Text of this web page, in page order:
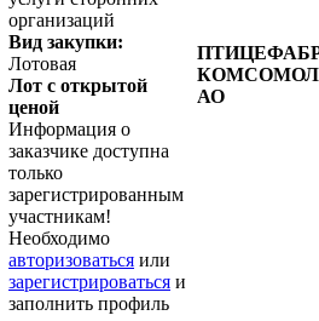
организаций
Вид закупки:
Лотовая
Лот с открытой
ценой
Информация о
заказчике доступна
только
зарегистрированным
участникам!
Необходимо
авторизоваться или
зарегистрироваться и
заполнить профиль
АО